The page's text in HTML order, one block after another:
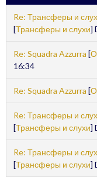
Re: Трансферы и
[Трансферы и слухи]
Re: Squadra Azzurra [О
16:34
Re: Squadra Azzurra [О
Re: Трансферы и
[Трансферы и слухи]
Re: Трансферы и
[Трансферы и слухи]